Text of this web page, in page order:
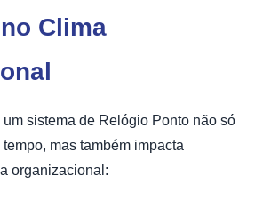
Clima
sistema de Relógio Ponto não só
mas também impacta
organizacional: